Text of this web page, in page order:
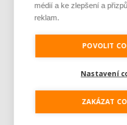
médií a ke zlepšení a
reklam.
POVOLIT
Nastavení
ZAKÁZAT